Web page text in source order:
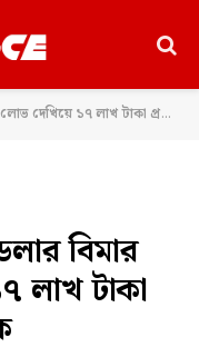
১৭ লাখ টাকা প্রতারণায় গ্রেফতার এক
বিমার
লাখ টাকা